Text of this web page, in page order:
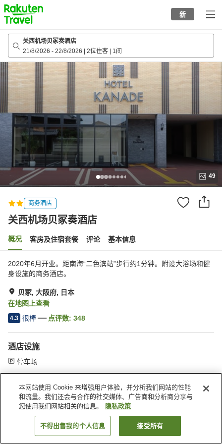
to
top
page
新
关西机场贝冢奏酒店
21/8/2026 - 22/8/2026 2位住客 1间
49
商务酒店
关西机场贝冢奏酒店
概况 客房及住宿套餐 评论 基本信息
2020年6月开业。距南海“二色滨站”步行约1分钟。附设大浴场和健
身设施的商务酒店。
贝冢, 大阪府, 日本
在地图上查看
4.3 很棒 点评数: 348
酒店设施
停车场
首页 日本 大阪府 贝冢 关西机场贝冢奏酒店
搜索客房
本网站使用 Cookie 来增强用户体验，并分析我们网站的性能
和流量。我们还会与合作的社交媒体、广告商和分析商分享与
您使用我们网站相关的信息。
隐私政策
不得出售我的个人信息 接受所有